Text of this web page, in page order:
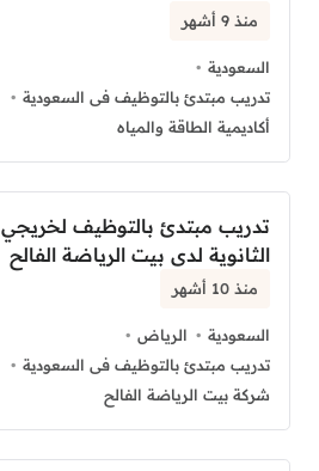
منذ 9 أشهر
السعودية
تدريب مبتدئ بالتوظيف فى السعودية
أكاديمية الطاقة والمياه
تدريب مبتدئ بالتوظيف لخريجي
الثانوية لدى بيت الرياضة الفالح
منذ 10 أشهر
السعودية
الرياض
تدريب مبتدئ بالتوظيف فى السعودية
شركة بيت الرياضة الفالح